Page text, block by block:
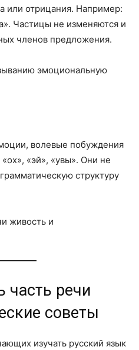
или отрицания. Например:
Частицы не изменяются и
членов предложения.
эмоциональную
волевые побуждения
«эй», «увы». Они не
структуру
живость и
часть речи
советы
изучать русский язык